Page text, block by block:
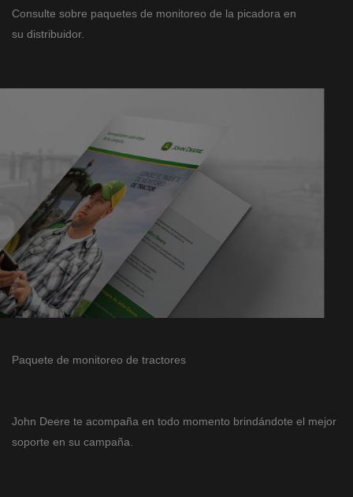
Consulte sobre paquetes de monitoreo de la picadora en
su distribuidor.
Paquete de monitoreo de tractores
John Deere te acompaña en todo momento brindándote el mejor
soporte en su campaña.